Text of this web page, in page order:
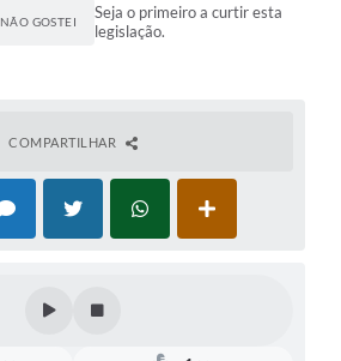
NÃO GOSTEI
Seja o primeiro a curtir esta
legislação.
COMPARTILHAR